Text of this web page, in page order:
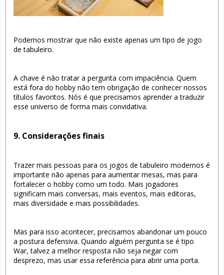
Podemos mostrar que não existe apenas um tipo de jogo
de tabuleiro.
A chave é não tratar a pergunta com impaciência. Quem
está fora do hobby não tem obrigação de conhecer nossos
títulos favoritos. Nós é que precisamos aprender a traduzir
esse universo de forma mais convidativa.
9. Considerações finais
Trazer mais pessoas para os jogos de tabuleiro modernos é
importante não apenas para aumentar mesas, mas para
fortalecer o hobby como um todo. Mais jogadores
significam mais conversas, mais eventos, mais editoras,
mais diversidade e mais possibilidades.
Mas para isso acontecer, precisamos abandonar um pouco
a postura defensiva. Quando alguém pergunta se é tipo
War, talvez a melhor resposta não seja negar com
desprezo, mas usar essa referência para abrir uma porta.